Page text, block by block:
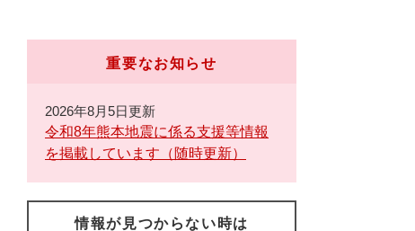
重要なお知らせ
2026年8月5日更新
令和8年熊本地震に係る支援等情報
を掲載しています（随時更新）
情報が見つからない時は